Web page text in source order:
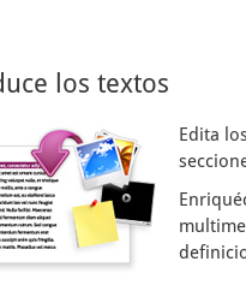
los textos
Edita